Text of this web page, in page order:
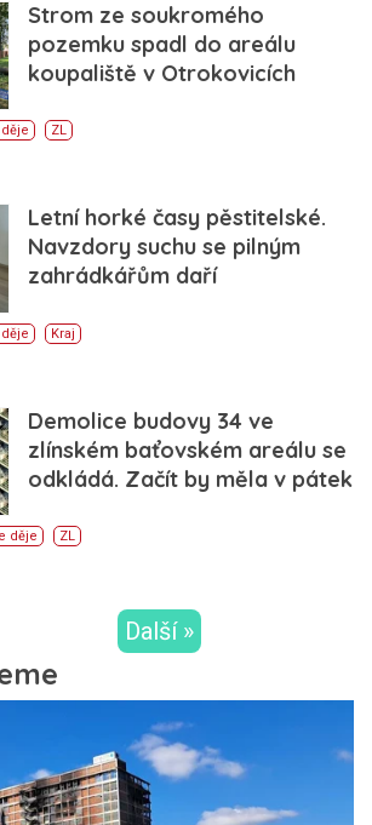
Strom ze soukromého
pozemku spadl do areálu
koupaliště v Otrokovicích
ZL
Letní horké časy pěstitelské.
Navzdory suchu se pilným
zahrádkářům daří
Kraj
Demolice budovy 34 ve
zlínském baťovském areálu se
odkládá. Začít by měla v pátek
děje ZL
Další »